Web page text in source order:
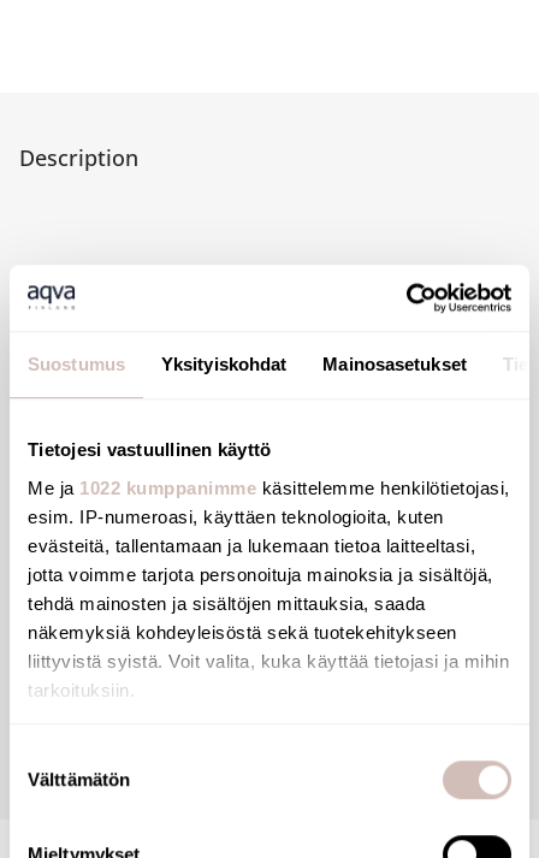
Suostumus Yksityiskohdat Mainosasetukset
Tietojesi vastuullinen käyttö
Me ja 1022 kumppanimme käsittelemme henkilötietojasi,
esim. IP-numeroasi, käyttäen teknologioita, kuten
evästeitä, tallentamaan ja lukemaan tietoa laitteeltasi,
jotta voimme tarjota personoituja mainoksia ja sisältöjä,
tehdä mainosten ja sisältöjen mittauksia, saada
näkemyksiä kohdeyleisöstä sekä tuotekehitykseen
liittyvistä syistä. Voit valita, kuka käyttää tietojasi ja mihin
tarkoituksiin.
Kerätä tietoja maantieteellisestä sijainnistasi,
Tunnistaa laitteesi skannaamalla sen ominaispiirteitä
valinta
Välttämätön
Description
Hypereco double robe hook
Hypereco robe hook.
Wall-mounted clothes hook with two round heads.
Dimensions: 200 x 43mm, Ø 55mm.
Files
Reviews